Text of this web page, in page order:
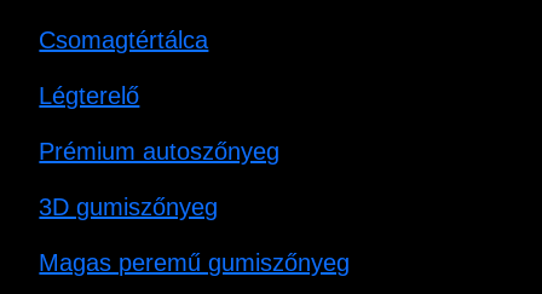
Csomagtértálca
Légterelő
Prémium autoszőnyeg
3D gumiszőnyeg
Magas peremű gumiszőnyeg